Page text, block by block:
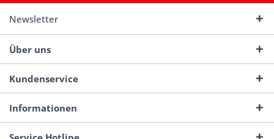
Newsletter
Über uns
Kundenservice
Informationen